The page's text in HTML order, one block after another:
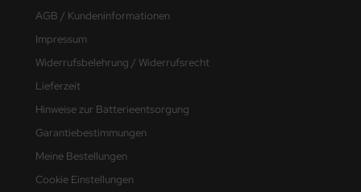
AGB / Kundeninformationen
Impressum
Widerrufsbelehrung / Widerrufsrecht
Lieferzeit
Hinweise zur Batterieentsorgung
Garantiebestimmungen
Meine Bestellungen
Cookie Einstellungen